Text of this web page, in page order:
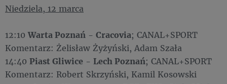
Niedziela, 12 marca
12:10Warta Poznań - Cracovia; CANAL+SPORT
Komentarz: Żelisław Żyżyński, Adam Szała
14:40 Piast Gliwice - Lech Poznań; CANAL+SPORT
Komentarz: Robert Skrzyński, Kamil Kosowski